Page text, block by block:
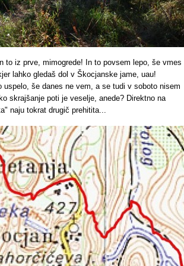
to iz prve, mimogrede! In to povsem lepo, še vmes
lahko gledaš dol v Škocjanske jame, uau!
uspelo, še danes ne vem, a se tudi v soboto nisem
skrajšanje poti je veselje, anede? Direktno na
naju tokrat drugič prehitita...